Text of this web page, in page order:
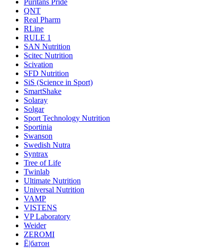
Puritans Pride
QNT
Real Pharm
RLine
RULE 1
SAN Nutrition
Scitec Nutrition
Scivation
SFD Nutrition
SiS (Science in Sport)
SmartShake
Solaray
Solgar
Sport Technology Nutrition
Sportinia
Swanson
Swedish Nutra
Syntrax
Tree of Life
Twinlab
Ultimate Nutrition
Universal Nutrition
VAMP
VISTENS
VP Laboratory
Weider
ZEROMI
Ё|батон